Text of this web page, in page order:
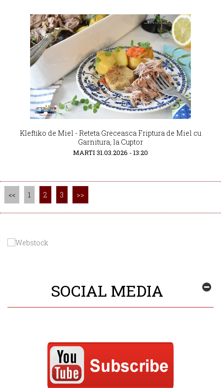
Kleftiko de Miel - Reteta Greceasca Friptura de Miel cu
Garnitura, la Cuptor
MARTI 31.03.2026 - 13:20
<< 1 2 3 >>
SOCIAL MEDIA